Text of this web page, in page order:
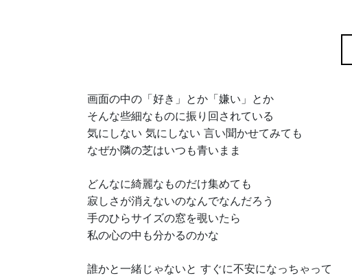
画面の中の「好き」とか「嫌い」とか
そんな些細なものに振り回されている
気にしない 気にしない 言い聞かせてみても
なぜか隣の芝はいつも青いまま
どんなに綺麗なものだけ集めても
寂しさが消えないのなんでなんだろう
手のひらサイズの窓を覗いたら
私の心の中も分かるのかな
誰かと一緒じゃないと すぐに不安になっちゃって